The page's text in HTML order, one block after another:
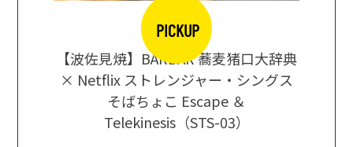
蕎麦猪口大辞典
ャー・シングス
まな板になるお皿 プレート ブラッ
φ26cm｜CHOPLATE
3,850